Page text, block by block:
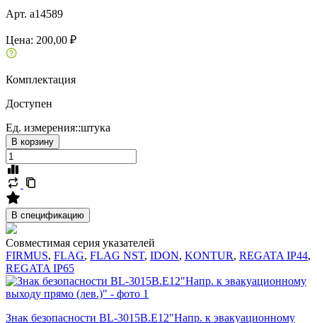
Арт. a14589
Цена: 200,00 ₽
Комплектация
Доступен
Ед. измерения::штука
В корзину
В спецификацию
Совместимая серия указателей
FIRMUS, FLAG, FLAG NST, IDON, KONTUR, REGATA IP44,
REGATA IP65
Знак безопасности BL-3015B.E12"Напр. к эвакуационному